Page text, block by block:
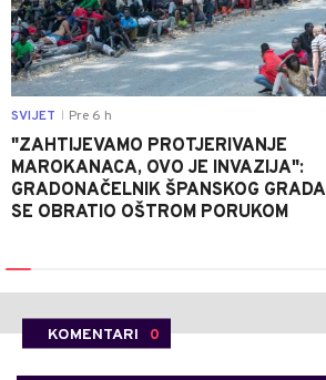
SVIJET Pre 6 h
"ZAHTIJEVAMO PROTJERIVANJE
MAROKANACA, OVO JE INVAZIJA":
GRADONAČELNIK ŠPANSKOG GRADA
SE OBRATIO OŠTROM PORUKOM
KOMENTARI 0